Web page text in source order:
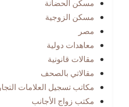
مسكن الحضانة
مسكن الزوجية
مصر
معاهدات دولية
مقالات قانونية
مقالاتي بالصحف
مكاتب تسجيل العلامات
مكتب زواج الأجانب